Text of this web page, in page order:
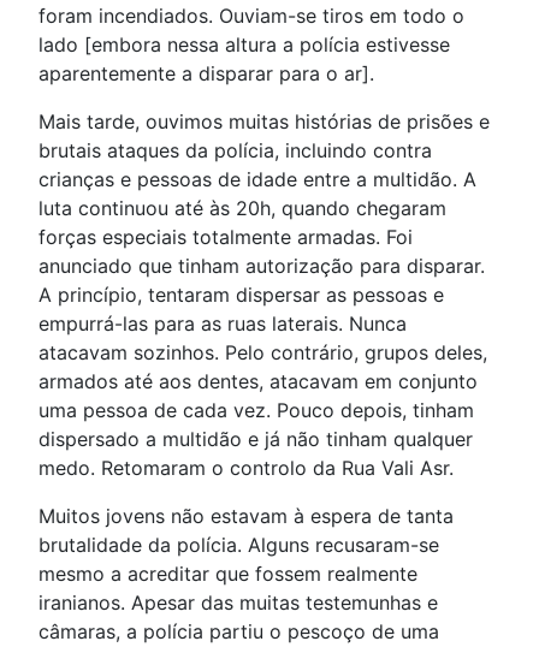
foram incendiados. Ouviam-se tiros em todo o
lado [embora nessa altura a polícia estivesse
aparentemente a disparar para o ar].
Mais tarde, ouvimos muitas histórias de prisões e
brutais ataques da polícia, incluindo contra
crianças e pessoas de idade entre a multidão. A
luta continuou até às 20h, quando chegaram
forças especiais totalmente armadas. Foi
anunciado que tinham autorização para disparar.
A princípio, tentaram dispersar as pessoas e
empurrá-las para as ruas laterais. Nunca
atacavam sozinhos. Pelo contrário, grupos deles,
armados até aos dentes, atacavam em conjunto
uma pessoa de cada vez. Pouco depois, tinham
dispersado a multidão e já não tinham qualquer
medo. Retomaram o controlo da Rua Vali Asr.
Muitos jovens não estavam à espera de tanta
brutalidade da polícia. Alguns recusaram-se
mesmo a acreditar que fossem realmente
iranianos. Apesar das muitas testemunhas e
câmaras, a polícia partiu o pescoço de uma